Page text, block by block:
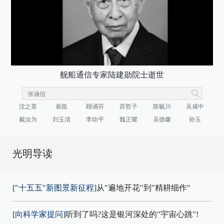
舰船通信专家陆建勋院士逝世
沈之荃 崔崑 顾诵芬 苏哲子 陈毓川
吴咸中
戴汝为
刘玉清 李幼平 魏正耀 吴德馨 孙玉
光明导读
["十五五"新图景新征程]从"遍地开花"到"精耕细作"
[向科学家提问]听到了吗?这是银河深处的"宇宙心跳"!